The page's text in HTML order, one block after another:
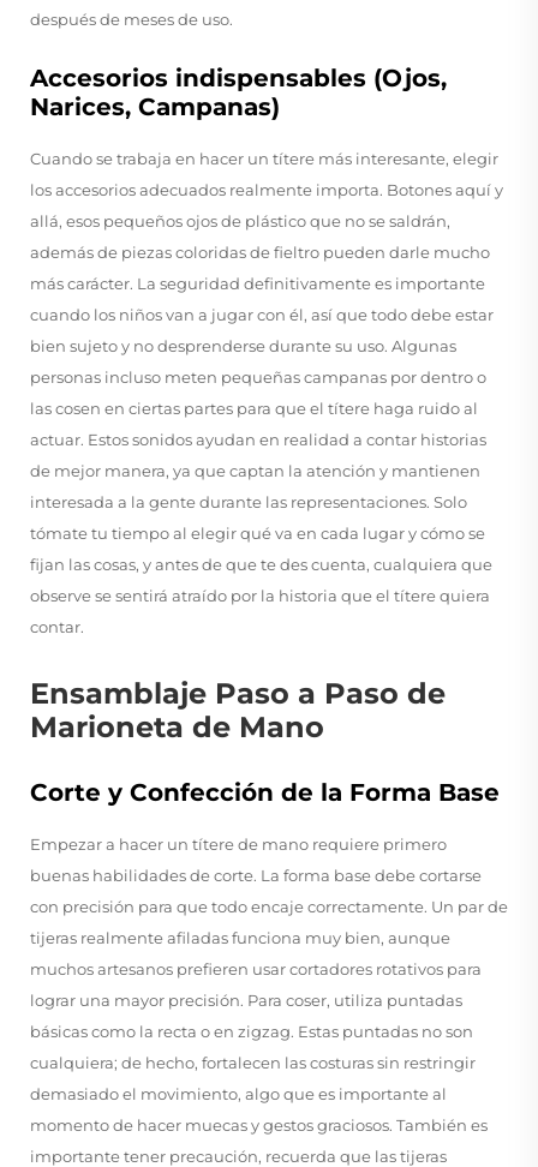
después de meses de uso.
Accesorios indispensables (Ojos,
Narices, Campanas)
Cuando se trabaja en hacer un títere más interesante, elegir
los accesorios adecuados realmente importa. Botones aquí y
allá, esos pequeños ojos de plástico que no se saldrán,
además de piezas coloridas de fieltro pueden darle mucho
más carácter. La seguridad definitivamente es importante
cuando los niños van a jugar con él, así que todo debe estar
bien sujeto y no desprenderse durante su uso. Algunas
personas incluso meten pequeñas campanas por dentro o
las cosen en ciertas partes para que el títere haga ruido al
actuar. Estos sonidos ayudan en realidad a contar historias
de mejor manera, ya que captan la atención y mantienen
interesada a la gente durante las representaciones. Solo
tómate tu tiempo al elegir qué va en cada lugar y cómo se
fijan las cosas, y antes de que te des cuenta, cualquiera que
observe se sentirá atraído por la historia que el títere quiera
contar.
Ensamblaje Paso a Paso de
Marioneta de Mano
Corte y Confección de la Forma Base
Empezar a hacer un títere de mano requiere primero
buenas habilidades de corte. La forma base debe cortarse
con precisión para que todo encaje correctamente. Un par de
tijeras realmente afiladas funciona muy bien, aunque
muchos artesanos prefieren usar cortadores rotativos para
lograr una mayor precisión. Para coser, utiliza puntadas
básicas como la recta o en zigzag. Estas puntadas no son
cualquiera; de hecho, fortalecen las costuras sin restringir
demasiado el movimiento, algo que es importante al
momento de hacer muecas y gestos graciosos. También es
importante tener precaución, recuerda que las tijeras